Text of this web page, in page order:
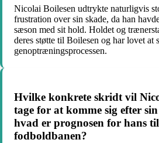
Nicolai Boilesen udtrykte naturligvis
frustration over sin skade, da han
sæson med sit hold. Holdet og
deres støtte til Boilesen og har lovet at
genoptræningsprocessen.
Hvilke konkrete skridt vil
tage for at komme sig efter
hvad er prognosen for hans
fodboldbanen?